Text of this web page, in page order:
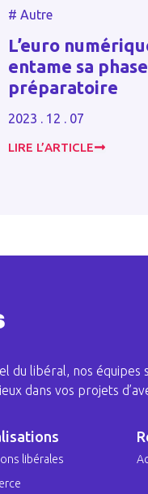
# Autre
L’euro
entame sa phase
préparatoire
2023 . 12 . 07
LIRE L’ARTICLE
du libéral, nos équipes
dans vos projets
libérales